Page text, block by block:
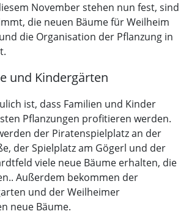
November stehen nun fest, sind
die neuen Bäume für Weilheim
die Organisation der Pflanzung in
und Kindergärten
ist, dass Familien und Kinder
Pflanzungen profitieren werden.
der Piratenspielplatz an der
der Spielplatz am Gögerl und der
viele neue Bäume erhalten, die
Außerdem bekommen der
und der Weilheimer
neue Bäume.